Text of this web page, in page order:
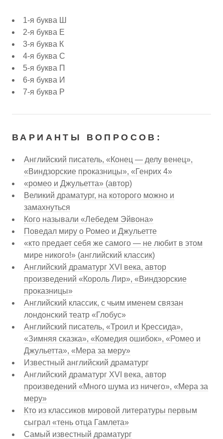
1-я буква Ш
2-я буква Е
3-я буква К
4-я буква С
5-я буква П
6-я буква И
7-я буква Р
ВАРИАНТЫ ВОПРОСОВ:
Английский писатель, «Конец — делу венец»,
«Виндзорские проказницы», «Генрих 4»
«ромео и Джульетта» (автор)
Великий драматург, на которого можно и
замахнуться
Кого называли «Лебедем Эйвона»
Поведал миру о Ромео и Джульетте
«кто предает себя же самого — не любит в этом
мире никого!» (английский классик)
Английский драматург XVI века, автор
произведений «Король Лир», «Виндзорские
проказницы»
Английский классик, с чьим именем связан
лондонский театр «Глобус»
Английский писатель, «Троил и Крессида»,
«Зимняя сказка», «Комедия ошибок», «Ромео и
Джульетта», «Мера за меру»
Известный английский драматург
Английский драматург XVI века, автор
произведений «Много шума из ничего», «Мера за
меру»
Кто из классиков мировой литературы первым
сыграл «тень отца Гамлета»
Самый известный драматург